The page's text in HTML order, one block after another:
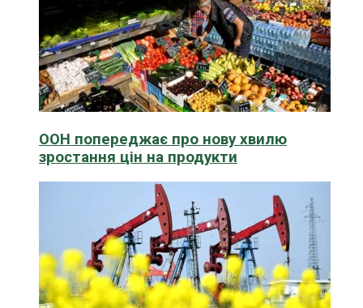
ООН попереджає про нову хвилю
зростання цін на продукти